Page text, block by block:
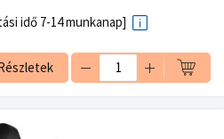
idő 7-14 munkanap]